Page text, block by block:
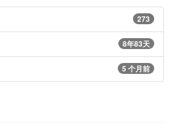
273
8年83天
5 个月前